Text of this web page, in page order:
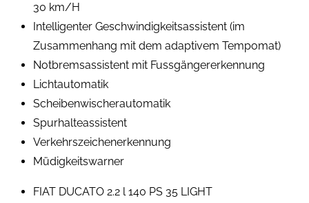
30 km/H
Intelligenter Geschwindigkeitsassistent (im
Zusammenhang mit dem adaptivem Tempomat)
Notbremsassistent mit Fussgängererkennung
Lichtautomatik
Scheibenwischerautomatik
Spurhalteassistent
Verkehrszeichenerkennung
Müdigkeitswarner
FIAT DUCATO 2.2 l 140 PS 35 LIGHT